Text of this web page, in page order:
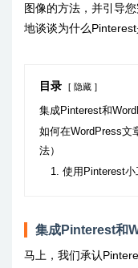
图像的方法，并引导
地谈谈为什么Pinterest
目录 隐藏
集成Pinterest和
如何在WordPress文
法）
1. 使用Pinterest
集成Pinterest和
马上，我们承认